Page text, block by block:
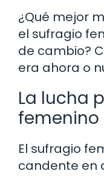
¿Qué mejor
el sufragio
de cambio?
era ahora o
La lucha
femenino
El sufragio
candente en